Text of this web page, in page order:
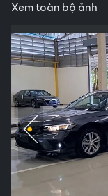
Xem toàn bộ ảnh